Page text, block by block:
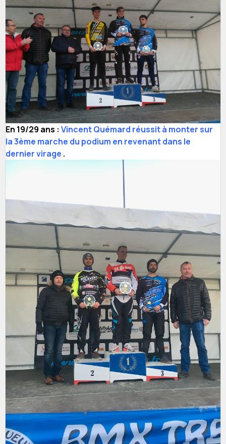
En 19/29 ans : Vincent Quémard réussit à monter sur
la 3ème marche du podium en revenant dans le
dernier virage .